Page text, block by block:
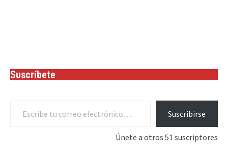
Suscríbete
Suscribirse
Únete a otros 51 suscriptores